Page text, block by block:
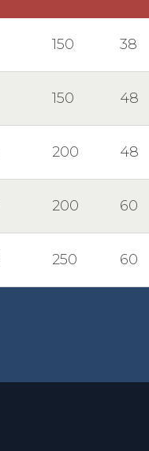
150 38
150 48
200 48
200 60
250 60